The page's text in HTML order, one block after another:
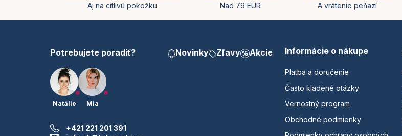
i
Aj na citlivú pokožku Nad 79 EUR A vrátenie peňazí
Potrebujete poradiť?
Natálie Mia
+421 221 201 391
Novinky Zľavy Akcie Informácie o nákupe
Platba a doručenie
Často kladené otázky
Vernostný program
Obchodné podmienky